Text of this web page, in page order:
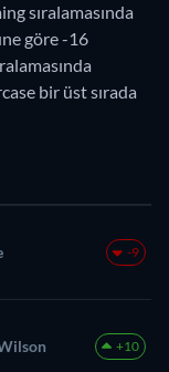
sıralamasında
göre -16
bir üst sırada
-9
+10